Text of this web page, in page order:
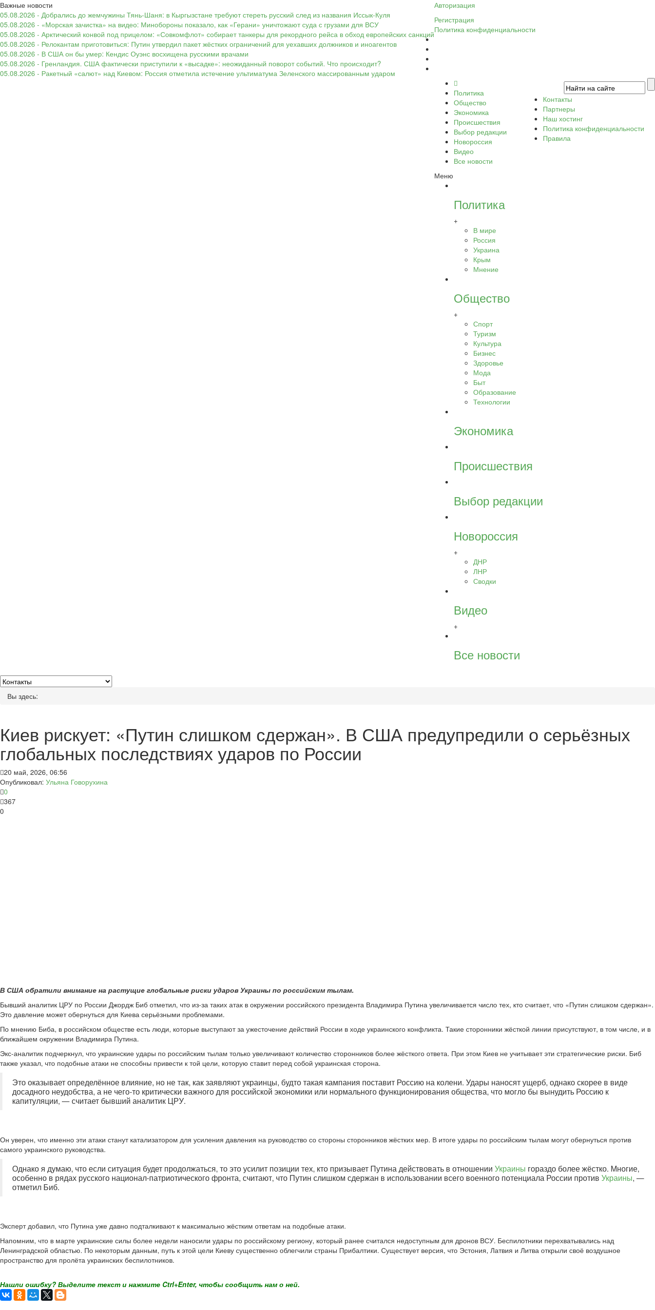
Важные новости
05.08.2026 - Добрались до жемчужины Тянь-Шаня: в Кыргызстане требуют стереть русский след из названия Иссык-Куля
05.08.2026 - «Морская зачистка» на видео: Минобороны показало, как «Герани» уничтожают суда с грузами для ВСУ
05.08.2026 - Арктический конвой под прицелом: «Совкомфлот» собирает танкеры для рекордного рейса в обход европейских санкций
05.08.2026 - Релокантам приготовиться: Путин утвердил пакет жёстких ограничений для уехавших должников и иноагентов
05.08.2026 - В США он бы умер: Кендис Оуэнс восхищена русскими врачами
05.08.2026 - Гренландия. США фактически приступили к «высадке»: неожиданный поворот событий. Что происходит?
05.08.2026 - Ракетный «салют» над Киевом: Россия отметила истечение ультиматума Зеленского массированным ударом
Авторизация
Регистрация
Политика конфиденциальности
Политика
Общество
Экономика
Происшествия
Выбор редакции
Новороссия
Видео
Все новости
Меню
Политика
+
В мире
Россия
Украина
Крым
Мнение
Общество
+
Спорт
Туризм
Культура
Бизнес
Здоровье
Мода
Быт
Образование
Технологии
Экономика
Происшествия
Выбор редакции
Новороссия
+
ДНР
ЛНР
Сводки
Видео
+
Все новости
Контакты
Партнеры
Наш хостинг
Политика конфиденциальности
Правила
Вы здесь:
Киев рискует: «Путин слишком сдержан». В США предупредили о серьёзных
глобальных последствиях ударов по России
20 май, 2026, 06:56
Опубликовал: Ульяна Говорухина
0
367
0
В США обратили внимание на растущие глобальные риски ударов Украины по российским тылам.
Бывший аналитик ЦРУ по России Джордж Биб отметил, что из-за таких атак в окружении российского президента Владимира Путина увеличивается число тех, кто считает, что «Путин слишком сдержан».
Это давление может обернуться для Киева серьёзными проблемами.
По мнению Биба, в российском обществе есть люди, которые выступают за ужесточение действий России в ходе украинского конфликта. Такие сторонники жёсткой линии присутствуют, в том числе, и в
ближайшем окружении Владимира Путина.
Экс-аналитик подчеркнул, что украинские удары по российским тылам только увеличивают количество сторонников более жёсткого ответа. При этом Киев не учитывает эти стратегические риски. Биб
также указал, что подобные атаки не способны привести к той цели, которую ставит перед собой украинская сторона.
Это оказывает определённое влияние, но не так, как заявляют украинцы, будто такая кампания поставит Россию на колени. Удары наносят ущерб, однако скорее в виде
досадного неудобства, а не чего-то критически важного для российской экономики или нормального функционирования общества, что могло бы вынудить Россию к
капитуляции, — считает бывший аналитик ЦРУ.
Он уверен, что именно эти атаки станут катализатором для усиления давления на руководство со стороны сторонников жёстких мер. В итоге удары по российским тылам могут обернуться против
самого украинского руководства.
Однако я думаю, что если ситуация будет продолжаться, то это усилит позиции тех, кто призывает Путина действовать в отношении Украины гораздо более жёстко. Многие,
особенно в рядах русского национал-патриотического фронта, считают, что Путин слишком сдержан в использовании всего военного потенциала России против Украины, —
отметил Биб.
Эксперт добавил, что Путина уже давно подталкивают к максимально жёстким ответам на подобные атаки.
Напомним, что в марте украинские силы более недели наносили удары по российскому региону, который ранее считался недоступным для дронов ВСУ. Беспилотники перехватывались над
Ленинградской областью. По некоторым данным, путь к этой цели Киеву существенно облегчили страны Прибалтики. Существует версия, что Эстония, Латвия и Литва открыли своё воздушное
пространство для пролёта украинских беспилотников.
Нашли ошибку? Выделите текст и нажмите Ctrl+Enter, чтобы сообщить нам о ней.